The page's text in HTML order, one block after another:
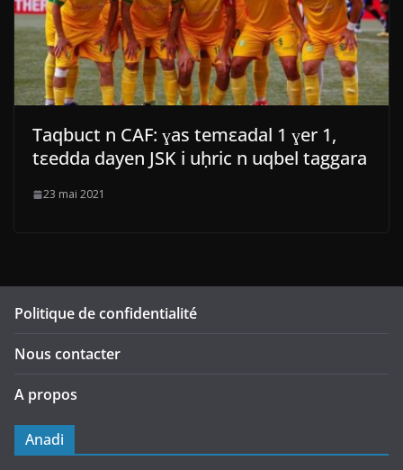
Taqbuct n CAF: ɣas temεadal 1 ɣer 1,
tεedda dayen JSK i uḥric n uqbel taggara
23 mai 2021
Politique de confidentialité
Nous contacter
A propos
Anadi